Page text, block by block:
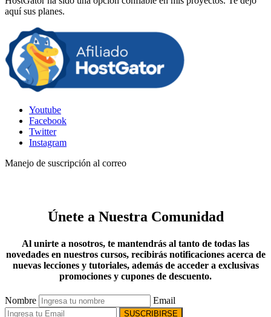
aquí sus planes.
Youtube
Facebook
Twitter
Instagram
Manejo de suscripción al correo
Únete a Nuestra Comunidad
Al unirte a nosotros, te mantendrás al tanto de todas las
novedades en nuestros cursos, recibirás notificaciones acerca de
nuevas lecciones y tutoriales, además de acceder a exclusivas
promociones y cupones de descuento.
Nombre Email
SUSCRIBIRSE